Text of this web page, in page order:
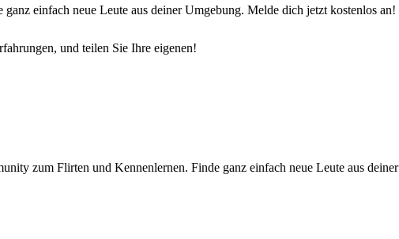
einfach neue Leute aus deiner Umgebung. Melde dich jetzt kostenlos an!
und teilen Sie Ihre eigenen!
zum Flirten und Kennenlernen. Finde ganz einfach neue Leute aus deiner